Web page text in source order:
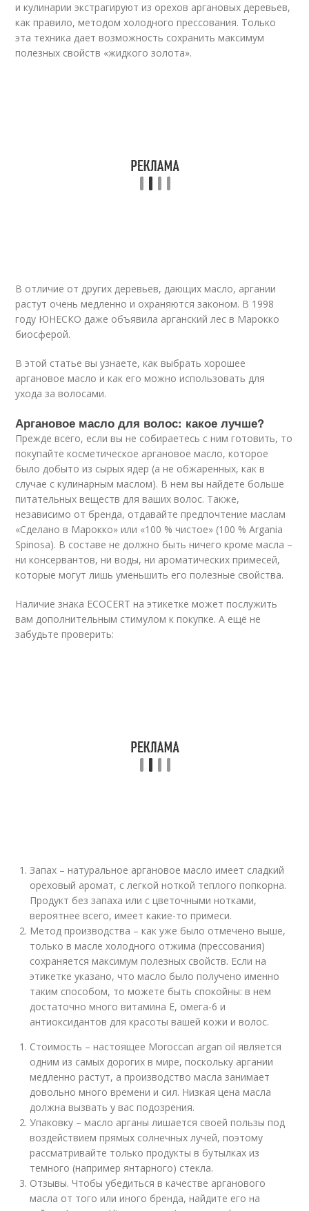
и кулинарии экстрагируют из орехов аргановых деревьев,
как правило, методом холодного прессования. Только
эта техника дает возможность сохранить максимум
полезных свойств «жидкого золота».
В отличие от других деревьев, дающих масло, аргании
растут очень медленно и охраняются законом. В 1998
году ЮНЕСКО даже объявила арганский лес в Марокко
биосферой.
В этой статье вы узнаете, как выбрать хорошее
аргановое масло и как его можно использовать для
ухода за волосами.
Аргановое масло для волос: какое лучше?
Прежде всего, если вы не собираетесь с ним готовить, то
покупайте косметическое аргановое масло, которое
было добыто из сырых ядер (а не обжаренных, как в
случае с кулинарным маслом). В нем вы найдете больше
питательных веществ для ваших волос. Также,
независимо от бренда, отдавайте предпочтение маслам
«Сделано в Марокко» или «100 % чистое» (100 % Argania
Spinosa). В составе не должно быть ничего кроме масла –
ни консервантов, ни воды, ни ароматических примесей,
которые могут лишь уменьшить его полезные свойства.
Наличие знака ECOCERT на этикетке может послужить
вам дополнительным стимулом к покупке. А ещё не
забудьте проверить:
Запах – натуральное аргановое масло имеет сладкий
ореховый аромат, с легкой ноткой теплого попкорна.
Продукт без запаха или с цветочными нотками,
вероятнее всего, имеет какие-то примеси.
Метод производства – как уже было отмечено выше,
только в масле холодного отжима (прессования)
сохраняется максимум полезных свойств. Если на
этикетке указано, что масло было получено именно
таким способом, то можете быть спокойны: в нем
достаточно много витамина Е, омега-6 и
антиоксидантов для красоты вашей кожи и волос.
Стоимость – настоящее Moroccan argan oil является
одним из самых дорогих в мире, поскольку аргании
медленно растут, а производство масла занимает
довольно много времени и сил. Низкая цена масла
должна вызвать у вас подозрения.
Упаковку – масло арганы лишается своей пользы под
воздействием прямых солнечных лучей, поэтому
рассматривайте только продукты в бутылках из
темного (например янтарного) стекла.
Отзывы. Чтобы убедиться в качестве арганового
масла от того или иного бренда, найдите его на